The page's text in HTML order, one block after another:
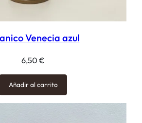
Venecia azul
6,50 €
Añadir al carrito